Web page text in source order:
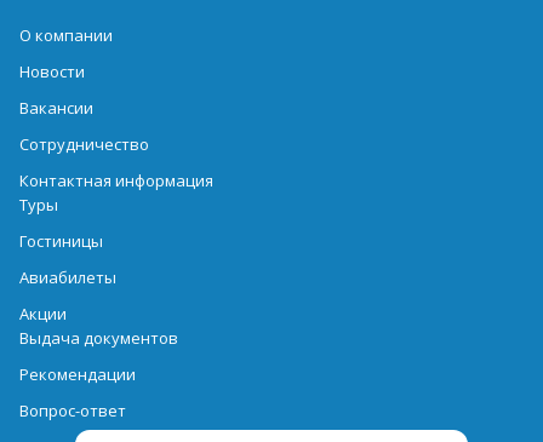
О компании
Новости
Вакансии
Сотрудничество
Контактная информация
Туры
Гостиницы
Авиабилеты
Акции
Выдача документов
Рекомендации
Вопрос-ответ